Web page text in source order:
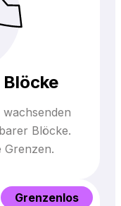
wachsenden
Blöcke.
Grenzen.
Grenzenlos